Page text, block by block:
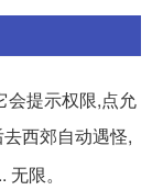
会提示权限,点允
西郊自动遇怪,
限。